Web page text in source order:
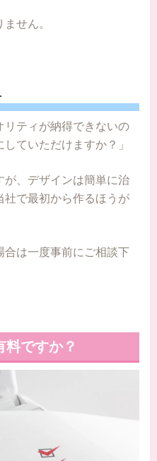
せん。
リティが納得できないの
ていただけますか？」
が、デザインは簡単に治
社で最初から作るほうが
合は一度事前にご相談下
料ですか？